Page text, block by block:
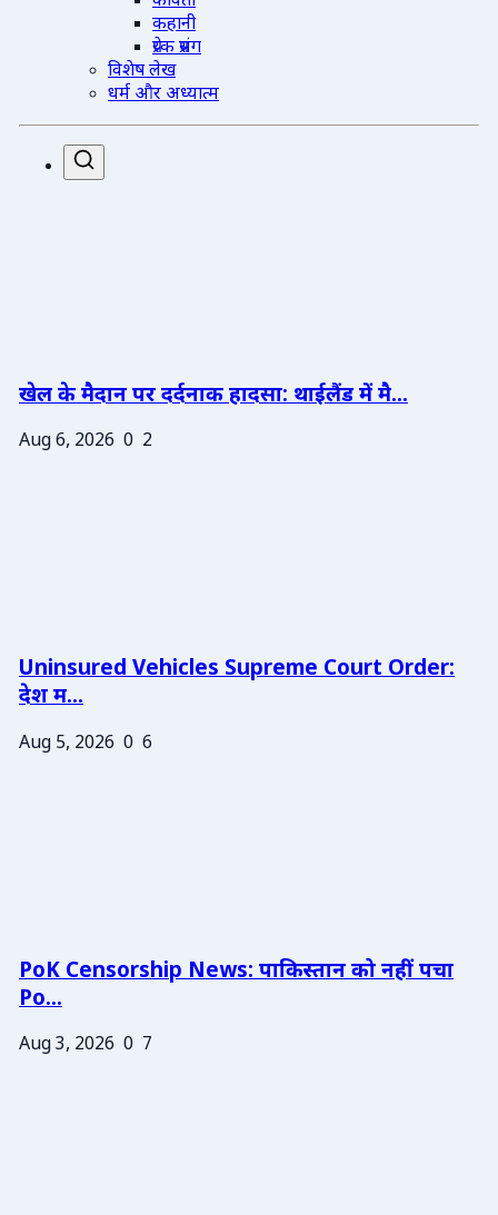
कहानी
प्रेरक प्रसंग
विशेष लेख
धर्म और अध्यात्म
खेल के मैदान पर दर्दनाक हादसा: थाईलैंड में मै...
Aug 6, 2026 0 2
Uninsured Vehicles Supreme Court Order:
देश म...
Aug 5, 2026 0 6
PoK Censorship News: पाकिस्तान को नहीं पचा
Po...
Aug 3, 2026 0 7